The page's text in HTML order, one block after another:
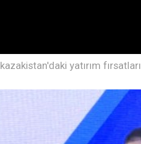
kazakistan'daki yatırım fırsatları